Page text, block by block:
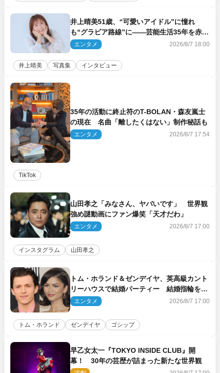
井上晴美51歳、“可愛いアイドル”に憧れ
も“グラビア路線”に――芸能生活35年を赤
裸々に語る 27年ぶりに写真集発売
エンタメ 2026/8/7 18:00
井上晴美 写真集 インタビュー
35年の活動に終止符のT-BOLAN・森友嵐士
の現在 名曲「離したくはない」制作秘話も
エンタメ 2026/8/7 17:54
TikTok
山田孝之「みなさん、ヤバいです」 世界観
強め謎動画にファン爆笑「天才だわ」
エンタメ 2026/8/7 17:00
インスタグラム 山田孝之
トム・ホランド＆ゼンデイヤ、英高級カント
リーハウスで結婚パーティー 結婚指輪を身
に着けたトムも初キャッチ
エンタメ 2026/8/7 17:00
トム・ホランド ゼンデイヤ ゴシップ
早乙女太一『TOKYO INSIDE CLUB』開
幕！ 30年の芸歴が詰まった新たな世界観